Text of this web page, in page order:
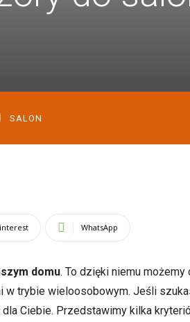
SALON
WhatsApp
domu. To dzięki niemu
w trybie wieloosobowym. Jeśli
Ciebie. Przedstawimy kilka